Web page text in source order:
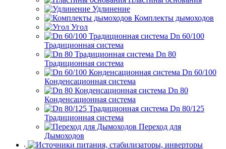
Удлинение
Комплекты дымоходов
Угол
Dn 60/100
Традиционная система
Dn 80
Традиционная система
Dn 60/100
Конденсационная система
Dn 80
Конденсационная система
Dn 80/125
Традиционная система
Переход для
Дымоходов